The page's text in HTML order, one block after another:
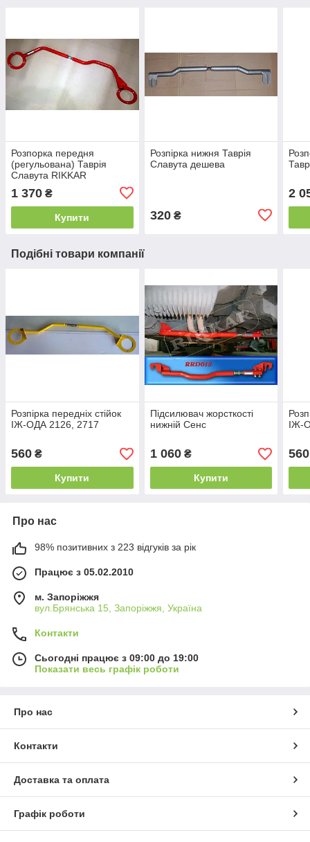
Розпорка передня
(регульована) Таврія
Славута RIKKAR
1 370 ₴
Купити
Розпірка нижня Таврія
Славута дешева
320₴
2
Подібні товари компанії
Розпірка передніх стійок
ІЖ-ОДА 2126, 2717
560 ₴
Купити
Підсилювач жорсткості
нижній Сенс
1 060₴
Купити
ІЖ-
560
Про нас
98% позитивних з 223 відгуків за рік
Працює з 05.02.2010
м. Запоріжжя
вул.Брянська 15, Запоріжжя, Україна
Контакти
Сьогодні працює з 09:00 до 19:00
Показати весь графік роботи
Про нас
Контакти
Доставка та оплата
Графік роботи